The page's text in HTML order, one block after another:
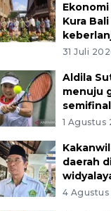
Kura
31 Juli
Aldila
menuju
1 Agustus
daerah
4 Agustus